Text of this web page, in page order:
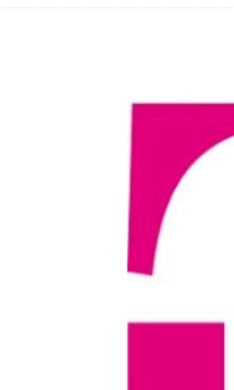
[ 20. Juli 2026 ]
betroffen
[ 5. August 2026 ]